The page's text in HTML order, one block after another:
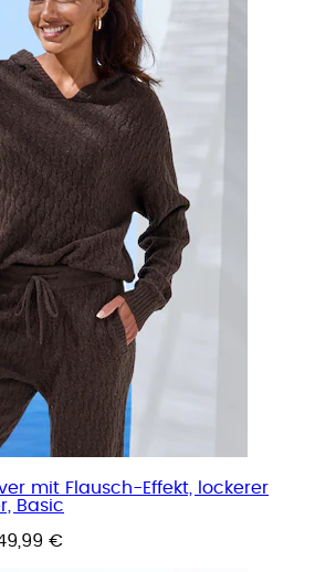
mit Flausch-Effekt, lockerer
Basic
€